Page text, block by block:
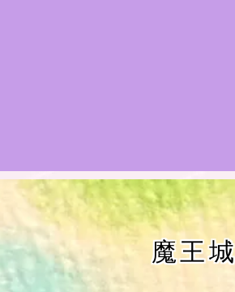
お知らせ
公式ウェブサイト『
Cジャスミン瑠璃地楽の主な
魔王城